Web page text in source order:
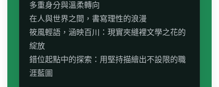
多重身分與溫柔轉向
在人與世界之間，書寫理性的浪漫
筱風輕語，涵映百川：現實夾縫裡文學之花的
綻放
錯位起點中的探索：用堅持描繪出不設限的職
涯藍圖